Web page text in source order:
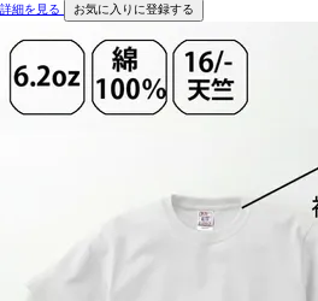
詳細を見る
お気に入りに登録する